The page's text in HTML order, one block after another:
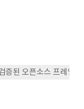
된 오픈소스 프레임워